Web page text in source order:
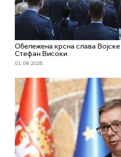
Обележена крсна слава
Стефан Високи
01. 08. 2026.